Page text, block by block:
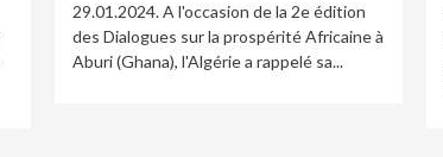
29.01.2024. A l'occasion de la 2e édition
des Dialogues sur la prospérité Africaine à
Aburi (Ghana), l'Algérie a rappelé sa...